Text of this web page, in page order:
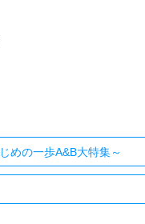
めの一歩A&B大特集～